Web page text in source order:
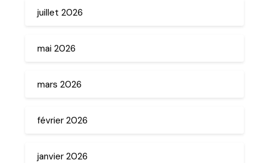
juillet 2026
mai 2026
mars 2026
février 2026
janvier 2026